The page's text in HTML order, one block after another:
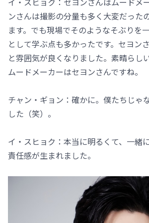
ンさんは撮影の分量も多く大変だった
ます。でも現場でそのようなそぶりを
として学ぶ点も多かったです。セヨン
と雰囲気が良くなりました。素晴らし
ムードメーカーはセヨンさんですね。
チャン・ギョン：確かに。僕たちじゃ
した（笑）。
イ・スヒョク：本当に明るくて、一緒
責任感が生まれました。